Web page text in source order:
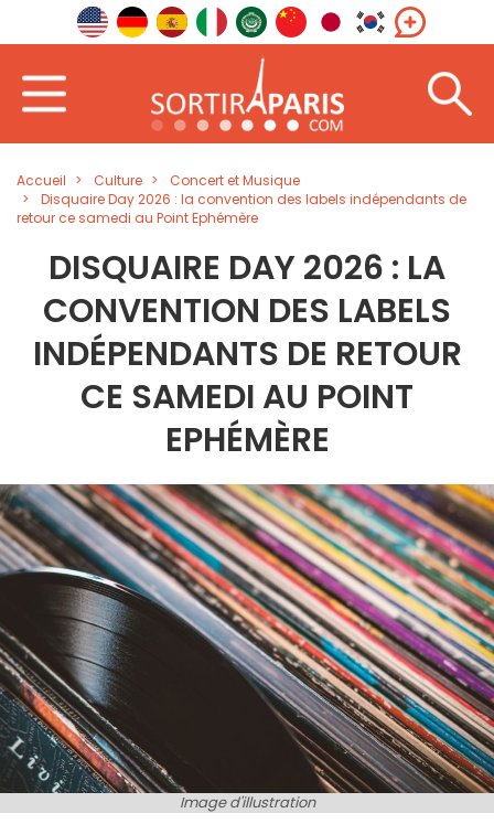
Accueil Culture
Concert et Musique
Disquaire Day 2026 : la convention des labels indépendants de
retour ce samedi au Point Ephémère
DISQUAIRE DAY 2026 : LA
CONVENTION DES LABELS
INDÉPENDANTS DE RETOUR
CE SAMEDI AU POINT
EPHÉMÈRE
Image d'illustration